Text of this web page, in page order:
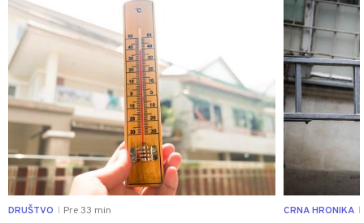
DRUŠTVO Pre 33 min CRNA HRONIKA